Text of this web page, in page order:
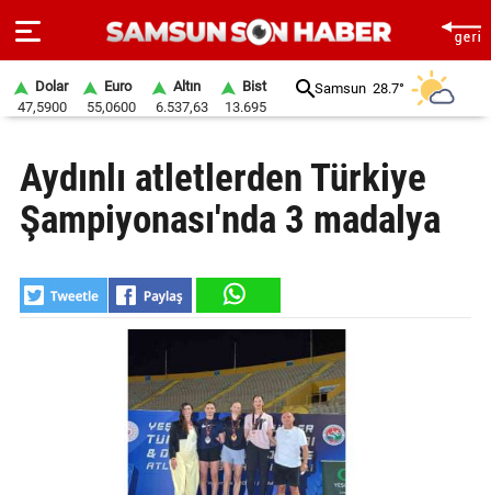
SAYFA
SAMSUN
SAMSUNSPOR
EKONOMİ
Dolar
47,5900
Euro
55,0600
Altın
6.537,63
Bist
13.695
Samsun 28.7°
Aydınlı atletlerden Türkiye
Şampiyonası'nda 3 madalya